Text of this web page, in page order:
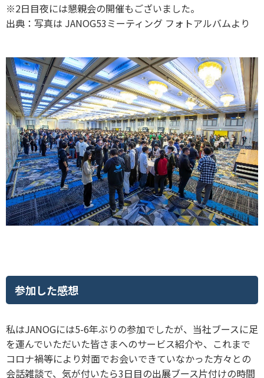
※2日目夜には懇親会の開催もございました。
出典：写真は JANOG53ミーティング フォトアルバムより
参加した感想
私はJANOGには5-6年ぶりの参加でしたが、当社ブースに足
を運んでいただいた皆さまへのサービス紹介や、これまで
コロナ禍等により対面でお会いできていなかった方々との
会話雑談で、気が付いたら3日目の出展ブース片付けの時間